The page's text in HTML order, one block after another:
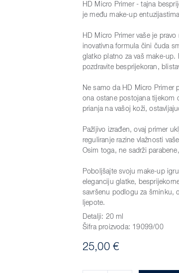
HD Micro Primer - tajna
je među make-up
HD Micro Primer vaše je
inovativna formula čini čuda
glatko platno za vaš make-up.
pozdravite besprijekoran,
Ne samo da HD Micro Primer
ona ostane postojana tijekom
prianja na vašoj koži,
Pažljivo izrađen, ovaj primer
reguliranje razine vlažnosti
Osim toga, ne sadrži
Poboljšajte svoju make-up
eleganciju glatke,
savršenu podlogu za šminku,
ljepote.
Detalji: 20 ml
Šifra proizvoda: 19099/00
25,00 €